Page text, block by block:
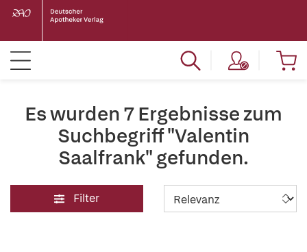
Es wurden 7 Ergebnisse zum
Suchbegriff "Valentin
Saalfrank" gefunden.
Filter